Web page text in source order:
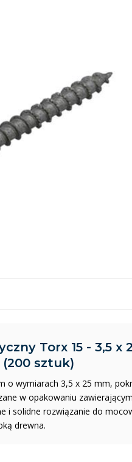
Torx 15 - 3,5 x
sztuk)
o wymiarach 3,5 x 25 mm,
w opakowaniu
i solidne rozwiązanie do
drewna.